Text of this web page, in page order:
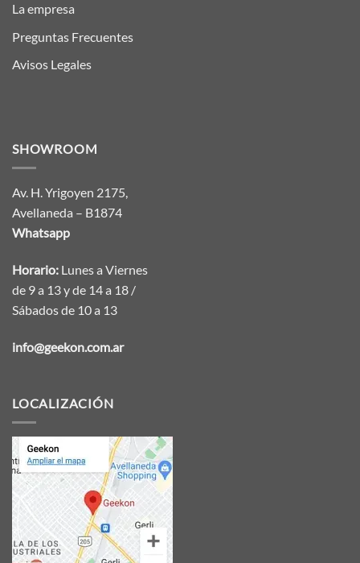
La empresa
Preguntas Frecuentes
Avisos Legales
SHOWROOM
Av. H. Yrigoyen 2175,
Avellaneda – B1874
Whatsapp
Horario: Lunes a Viernes
de 9 a 13 y de 14 a 18 /
Sábados de 10 a 13
info@geekon.com.ar
LOCALIZACIÓN